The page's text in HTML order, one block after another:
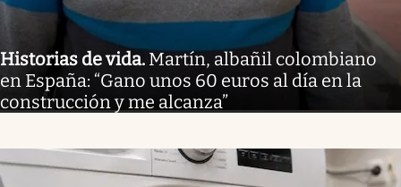
Historias de vida. Martín, albañil colombiano
en España: “Gano unos 60 euros al día en la
construcción y me alcanza”